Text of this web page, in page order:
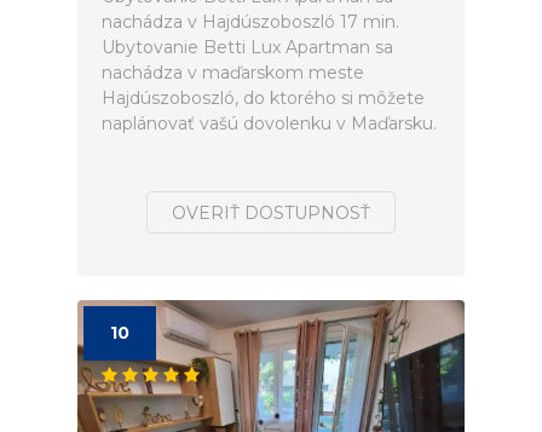
nachádza v Hajdúszoboszló 17 min.
Ubytovanie Betti Lux Apartman sa
nachádza v maďarskom meste
Hajdúszoboszló, do ktorého si môžete
naplánovať vašú dovolenku v Maďarsku.
OVERIŤ DOSTUPNOSŤ
10